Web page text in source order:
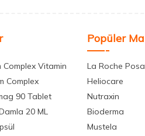
Vitamin
Complex
90 Tablet
20 ML
Popüler
La Roche
Heliocare
Nutraxin
Bioderma
Mustela